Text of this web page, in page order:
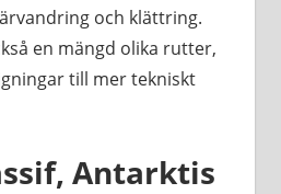
och klättring.
en mängd olika rutter,
till mer tekniskt
Antarktis